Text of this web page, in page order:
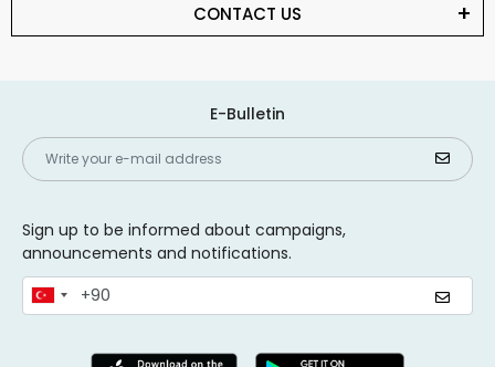
CONTACT US
E-Bulletin
Sign up to be informed about campaigns,
announcements and notifications.